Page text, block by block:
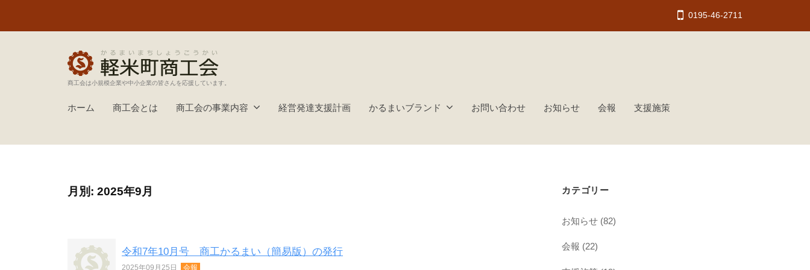
0195-46-2711
軽
米
商
会
商工会は小規模企業や中小企業の皆さんを応援しています。
ホーム 商工会とは 商工会の事業内容 経営発達支援計画 かるまいブランド お問い合わせ お知らせ 会報 支援施策
月別: 2025年9月
令和7年10月号 商工かるまい（簡易版）の発行
2025年09月25日 会報
カテゴリー
お知らせ (82)
会報 (22)
工
会